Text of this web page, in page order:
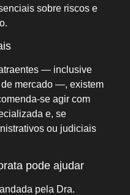
sobre riscos e
— inclusive
de mercado —, existem
agir com
e, se
ou judiciais
pode ajudar
pela Dra.